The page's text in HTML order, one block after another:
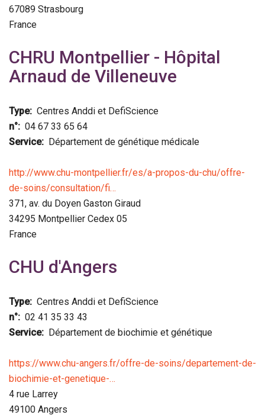
67089 Strasbourg
France
CHRU Montpellier - Hôpital
Arnaud de Villeneuve
Type
Centres Anddi et DefiScience
n°
04 67 33 65 64
Service
Département de génétique médicale
http://www.chu-montpellier.fr/es/a-propos-du-chu/offre-
de-soins/consultation/fi…
371, av. du Doyen Gaston Giraud
34295 Montpellier Cedex 05
France
CHU d'Angers
Type
Centres Anddi et DefiScience
n°
02 41 35 33 43
Service
Département de biochimie et génétique
https://www.chu-angers.fr/offre-de-soins/departement-de-
biochimie-et-genetique-…
4 rue Larrey
49100 Angers